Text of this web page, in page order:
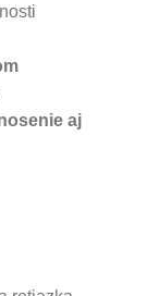
aj